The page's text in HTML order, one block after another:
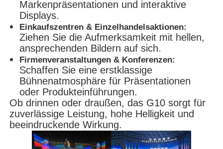
Markenpräsentationen und interaktive
Displays.
Einkaufszentren & Einzelhandelsaktionen:
Ziehen Sie die Aufmerksamkeit mit hellen,
ansprechenden Bildern auf sich.
Firmenveranstaltungen & Konferenzen:
Schaffen Sie eine erstklassige
Bühnenatmosphäre für Präsentationen
oder Produkteinführungen.
Ob drinnen oder draußen, das G10 sorgt für
zuverlässige Leistung, hohe Helligkeit und
beeindruckende Wirkung.